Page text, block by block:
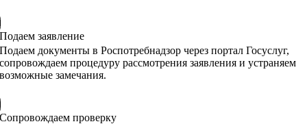
Подаем заявление
Подаем документы в Роспотребнадзор через портал Госуслуг,
сопровождаем процедуру рассмотрения заявления и устраняем
возможные замечания.
Сопровождаем проверку